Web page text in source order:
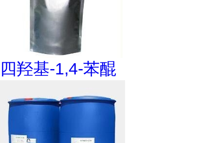
四羟基-1,4-苯醌